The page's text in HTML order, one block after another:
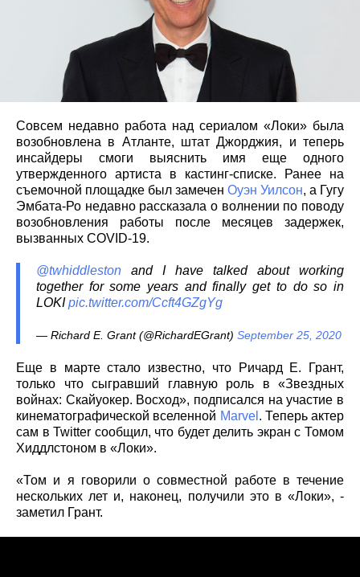
Совсем недавно работа над сериалом «Локи» была
возобновлена в Атланте, штат Джорджия, и теперь
инсайдеры смоги выяснить имя еще одного
утвержденного артиста в кастинг-списке. Ранее на
съемочной площадке был замечен Оуэн Уилсон, а Гугу
Эмбата-Ро недавно рассказала о волнении по поводу
возобновления работы после месяцев задержек,
вызванных COVID-19.
@twhiddleston and I have talked about working
together for some years and finally get to do so in
LOKIpic.twitter.com/Ccft4GZgYg
— Richard E. Grant (@RichardEGrant) September 25, 2020
Еще в марте стало известно, что Ричард Е. Грант,
только что сыгравший главную роль в «Звездных
войнах: Скайуокер. Восход», подписался на участие в
кинематографической вселенной Marvel . Теперь актер
сам в Twitter сообщил, что будет делить экран с Томом
Хиддлстоном в «Локи».
«Том и я говорили о совместной работе в течение
нескольких лет и, наконец, получили это в «Локи», -
заметил Грант.